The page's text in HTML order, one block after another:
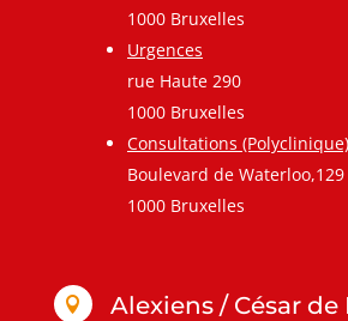
1000 Bruxelles
Urgences
rue Haute 290
1000 Bruxelles
Consultations (Polyclinique)
Boulevard de Waterloo,129
1000 Bruxelles
 Alexiens / César de